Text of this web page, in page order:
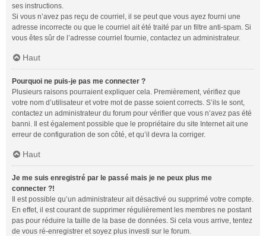
ses instructions.
Si vous n’avez pas reçu de courriel, il se peut que vous ayez fourni une
adresse incorrecte ou que le courriel ait été traité par un filtre anti-spam. Si
vous êtes sûr de l’adresse courriel fournie, contactez un administrateur.
Haut
Pourquoi ne puis-je pas me connecter ?
Plusieurs raisons pourraient expliquer cela. Premièrement, vérifiez que
votre nom d’utilisateur et votre mot de passe soient corrects. S’ils le sont,
contactez un administrateur du forum pour vérifier que vous n’avez pas été
banni. Il est également possible que le propriétaire du site Internet ait une
erreur de configuration de son côté, et qu’il devra la corriger.
Haut
Je me suis enregistré par le passé mais je ne peux plus me
connecter ?!
Il est possible qu’un administrateur ait désactivé ou supprimé votre compte.
En effet, il est courant de supprimer régulièrement les membres ne postant
pas pour réduire la taille de la base de données. Si cela vous arrive, tentez
de vous ré-enregistrer et soyez plus investi sur le forum.